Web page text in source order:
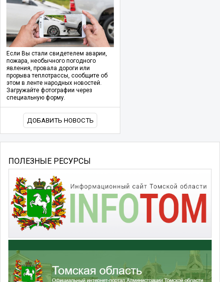
Если Вы стали свидетелем аварии,
пожара, необычного погодного
явления, провала дороги или
прорыва теплотрассы, сообщите об
этом в ленте народных новостей.
Загружайте фотографии через
специальную форму.
ДОБАВИТЬ НОВОСТЬ
ПОЛЕЗНЫЕ РЕСУРСЫ